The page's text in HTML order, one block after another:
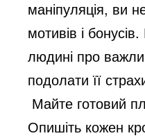
маніпуляція, ви
мотивів і
людині про
подолати її
Майте готовий
Опишіть кожен